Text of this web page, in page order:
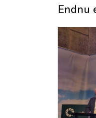
Endnu